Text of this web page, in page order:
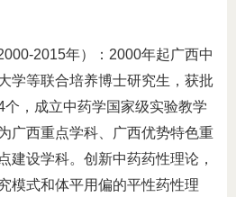
2015年）：2000年起广西中
学等联合培养博士研究生，获批
个，成立中药学国家级实验教学
广西重点学科、广西优势特色重
建设学科。创新中药药性理论，
模式和体平用偏的平性药性理